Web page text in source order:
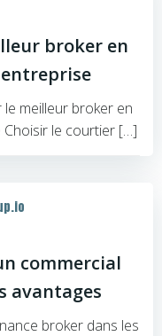
broker en
meilleur broker en
le courtier […]
commercial
avantages
broker dans les